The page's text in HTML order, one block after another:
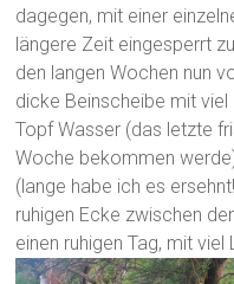
dagegen, mit einer
längere Zeit eingesperrt
den langen Wochen nun
dicke Beinscheibe mit
Topf Wasser (das letzte
Woche bekommen
(lange habe ich es
ruhigen Ecke zwischen
einen ruhigen Tag, mit